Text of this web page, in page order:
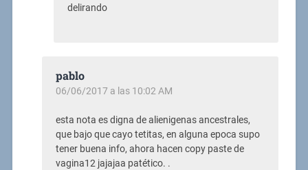
delirando
pablo
06/06/2017 a las 10:02 AM
esta nota es digna de alienigenas ancestrales,
que bajo que cayo tetitas, en alguna epoca supo
tener buena info, ahora hacen copy paste de
vagina12 jajajaa patético. .